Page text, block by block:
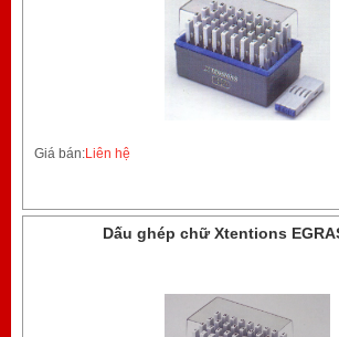
Giá bán:Liên hệ
Dấu ghép chữ Xtentions